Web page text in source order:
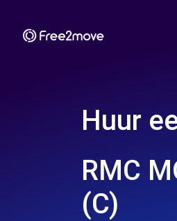
Huur
RMC
(C)